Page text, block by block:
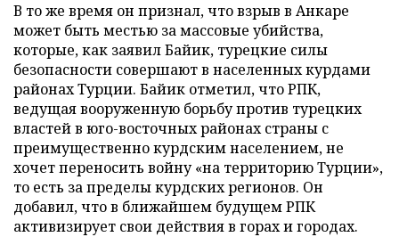
В то же время он признал, что взрыв в Анкаре
может быть местью за массовые убийства,
которые, как заявил Байик, турецкие силы
безопасности совершают в населенных курдами
районах Турции. Байик отметил, что РПК,
ведущая вооруженную борьбу против турецких
властей в юго-восточных районах страны с
преимущественно курдским населением, не
хочет переносить войну «на территорию Турции»,
то есть за пределы курдских регионов. Он
добавил, что в ближайшем будущем РПК
активизирует свои действия в горах и городах.